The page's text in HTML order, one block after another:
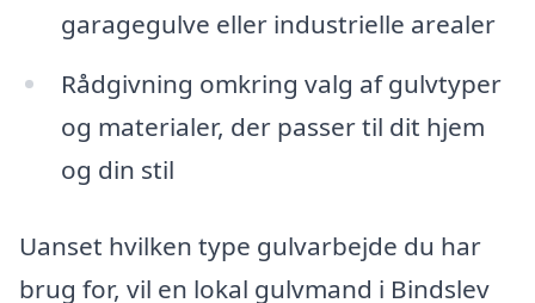
garagegulve eller industrielle arealer
Rådgivning omkring valg af gulvtyper
og materialer, der passer til dit hjem
og din stil
Uanset hvilken type gulvarbejde du har
brug for, vil en lokal gulvmand i Bindslev